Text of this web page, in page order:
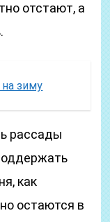
отстают, а
зиму
рассады
как
остаются в